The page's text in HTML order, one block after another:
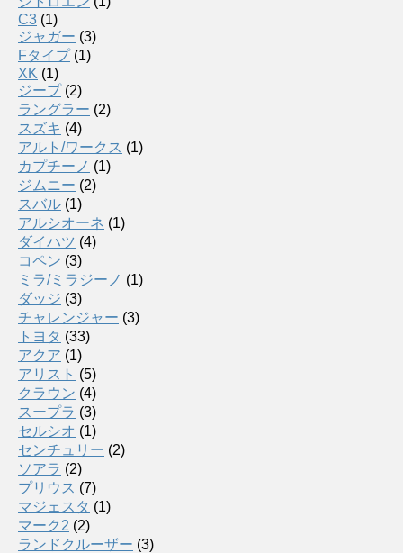
C3 (1)
ジャガー (3)
Fタイプ(1)
XK (1)
ジープ(2)
ラングラー (2)
スズキ (4)
アルト/ワークス (1)
カプチーノ (1)
ジムニー (2)
スバル (1)
アルシオーネ (1)
ダイハツ (4)
コペン (3)
ミラ/ミラジーノ (1)
ダッジ (3)
チャレンジャー (3)
トヨタ (33)
アクア (1)
アリスト (5)
クラウン (4)
スープラ (3)
セルシオ (1)
センチュリー (2)
ソアラ (2)
プリウス (7)
マジェスタ (1)
マーク2 (2)
ランドクルーザー (3)